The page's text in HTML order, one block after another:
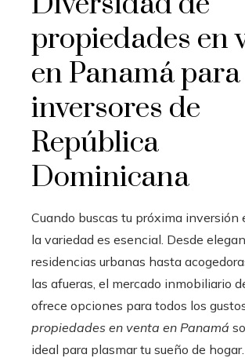
propiedades en
en Panamá para
inversores de
República
Dominicana
Cuando buscas tu próxima inversión
la variedad es esencial. Desde
residencias urbanas hasta
las afueras, el mercado inmobiliario
ofrece opciones para todos los
propiedades en venta en Panamá
ideal para plasmar tu sueño de hogar.